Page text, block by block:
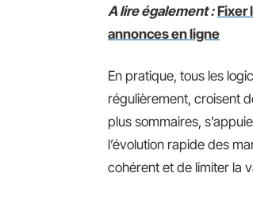
A lire également : Fixer
annonces en ligne
En pratique, tous les
régulièrement, croisent
plus sommaires,
l’évolution rapide des
cohérent et de limiter la